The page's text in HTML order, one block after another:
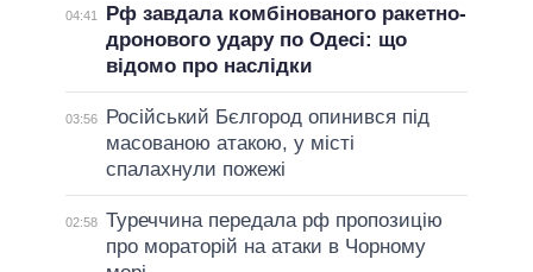
04:41
Рф завдала комбінованого ракетно-
дронового удару по Одесі: що
відомо про наслідки
03:56
Російський Бєлгород опинився під
масованою атакою, у місті
спалахнули пожежі
02:58 Туреччина передала рф пропозицію
про мораторій на атаки в Чорному